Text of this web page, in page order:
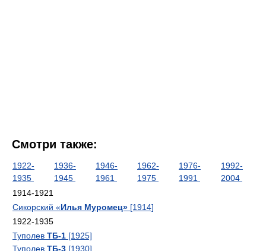
Смотри также:
1922-
1935
1936-
1945
1946-
1961
1962-
1975
1976-
1991
1992-
2004
1914-1921
Сикорский «Илья Муромец» [1914]
1922-1935
Туполев ТБ-1 [1925]
Туполев ТБ-3 [1930]